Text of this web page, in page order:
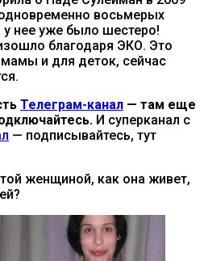
восьмерых
у нее уже было шестеро!
благодаря ЭКО. Это
и для деток, сейчас
Телеграм-канал — там еще
И суперканал с
— подписывайтесь, тут
женщиной, как она живет,